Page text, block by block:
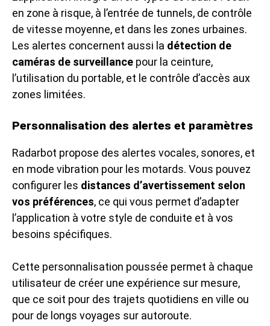
en zone à risque, à l’entrée de tunnels, de contrôle
de vitesse moyenne, et dans les zones urbaines.
Les alertes concernent aussi la détection de
caméras de surveillance pour la ceinture,
l’utilisation du portable, et le contrôle d’accès aux
zones limitées.
Personnalisation des alertes et paramètres
Radarbot propose des alertes vocales, sonores, et
en mode vibration pour les motards. Vous pouvez
configurer les distances d’avertissement selon
vos préférences, ce qui vous permet d’adapter
l’application à votre style de conduite et à vos
besoins spécifiques.
Cette personnalisation poussée permet à chaque
utilisateur de créer une expérience sur mesure,
que ce soit pour des trajets quotidiens en ville ou
pour de longs voyages sur autoroute.